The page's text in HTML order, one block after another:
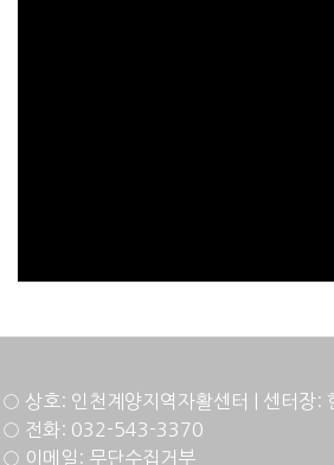
○ 상호: 인천계양지역자활센터 | 센터장:
○ 전화: 032-543-3370
○ 이메일: 무단수집거부